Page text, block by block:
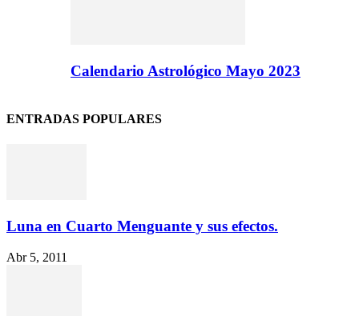
Calendario Astrológico Mayo 2023
ENTRADAS POPULARES
Luna en Cuarto Menguante y sus efectos.
Abr 5, 2011